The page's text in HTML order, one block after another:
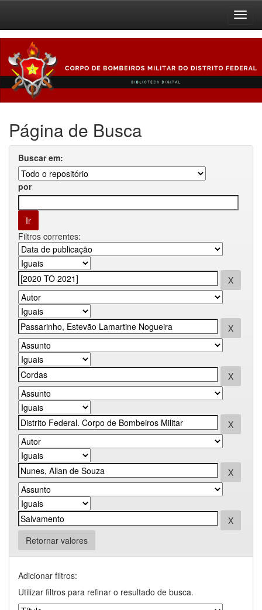
navigation
Página de Busca
Buscar em:
por
Filtros correntes:
Retornar valores
Adicionar filtros:
Utilizar filtros para refinar o resultado de busca.